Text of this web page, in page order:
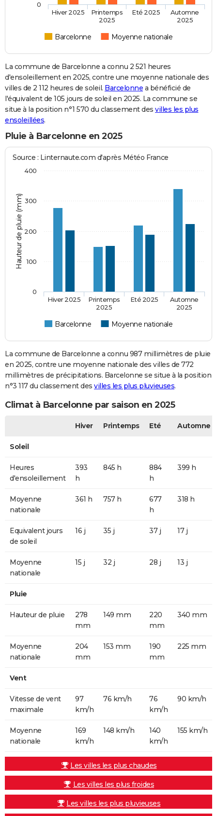
Barcelonne Moyenne nationale
Hiver 2025
Printemps
2025
Eté 2025
Automne
2025
0
La commune de Barcelonne a connu 2 521 heures
d'ensoleillement en 2025, contre une moyenne nationale des
villes de 2 112 heures de soleil. Barcelonne a bénéficié de
l'équivalent de 105 jours de soleil en 2025. La commune se
situe à la position n°1 570 du classement des villes les plus
ensoleillées.
Pluie à Barcelonne en 2025
Hauteur de pluie (mm)
Source : Linternaute.com d'après Météo France
Barcelonne Moyenne nationale
Hiver 2025
Printemps
2025
Eté 2025
Automne
2025
0
100
200
300
400
La commune de Barcelonne a connu 987 millimètres de pluie
en 2025, contre une moyenne nationale des villes de 772
millimètres de précipitations. Barcelonne se situe à la position
n°3 117 du classement des villes les plus pluvieuses.
Climat à Barcelonne par saison en 2025
Hiver Printemps Eté Automne
Soleil
Heures
d'ensoleillement
393
h
845 h
884
h
399 h
Moyenne
nationale
361 h 757 h
677
h
318 h
Equivalent jours
de soleil
16 j 35 j 37 j 17 j
Moyenne
nationale
15 j 32 j 28 j 13 j
Pluie
Hauteur de pluie
278
mm
149 mm
220
mm
340 mm
Moyenne
nationale
204
mm
153 mm
190
mm
225 mm
Vent
Vitesse de vent
maximale
97
km/h
76 km/h
76
km/h
90 km/h
Moyenne
nationale
169
km/h
148 km/h
140
km/h
155 km/h
Les villes les plus chaudes
Les villes les plus froides
Les villes les plus pluvieuses